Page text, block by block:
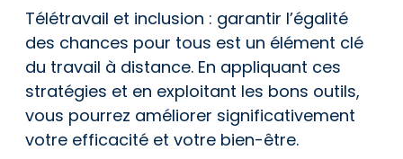
Télétravail et inclusion : garantir l’égalité
des chances pour tous est un élément clé
du travail à distance. En appliquant ces
stratégies et en exploitant les bons outils,
vous pourrez améliorer significativement
votre efficacité et votre bien-être.